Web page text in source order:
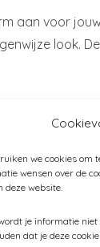
we cookies om
wensen over de
deze website.
je informatie
dat je deze
aan voor
look.